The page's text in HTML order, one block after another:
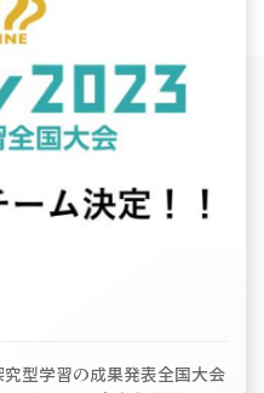
型学習の成果発表全国大会